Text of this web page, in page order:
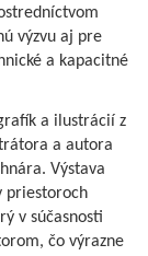
výzvu aj pre
a kapacitné
a ilustrácií z
a autora
Výstava
priestoroch
v súčasnosti
čo výrazne